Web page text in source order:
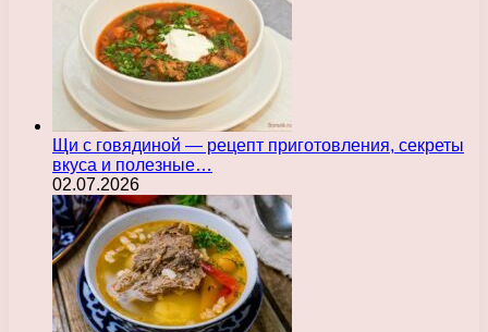
Щи с говядиной — рецепт приготовления, секреты
вкуса и полезные…
02.07.2026